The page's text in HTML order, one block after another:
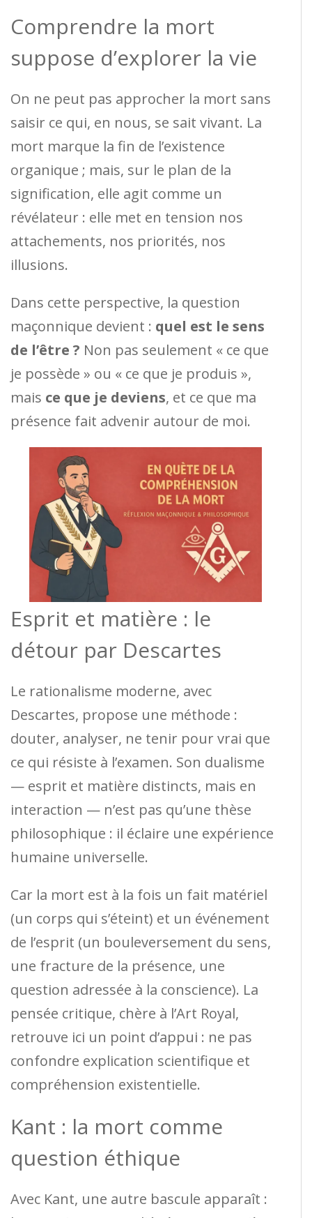
Comprendre la mort
suppose d’explorer la vie
On ne peut pas approcher la mort sans
saisir ce qui, en nous, se sait vivant. La
mort marque la fin de l’existence
organique ; mais, sur le plan de la
signification, elle agit comme un
révélateur : elle met en tension nos
attachements, nos priorités, nos
illusions.
Dans cette perspective, la question
maçonnique devient : quel est le sens
de l’être ? Non pas seulement « ce que
je possède » ou « ce que je produis »,
mais ce que je deviens, et ce que ma
présence fait advenir autour de moi.
Esprit et matière : le
détour par Descartes
Le rationalisme moderne, avec
Descartes, propose une méthode :
douter, analyser, ne tenir pour vrai que
ce qui résiste à l’examen. Son dualisme
— esprit et matière distincts, mais en
interaction — n’est pas qu’une thèse
philosophique : il éclaire une expérience
humaine universelle.
Car la mort est à la fois un fait matériel
(un corps qui s’éteint) et un événement
de l’esprit (un bouleversement du sens,
une fracture de la présence, une
question adressée à la conscience). La
pensée critique, chère à l’Art Royal,
retrouve ici un point d’appui : ne pas
confondre explication scientifique et
compréhension existentielle.
Kant : la mort comme
question éthique
Avec Kant, une autre bascule apparaît :